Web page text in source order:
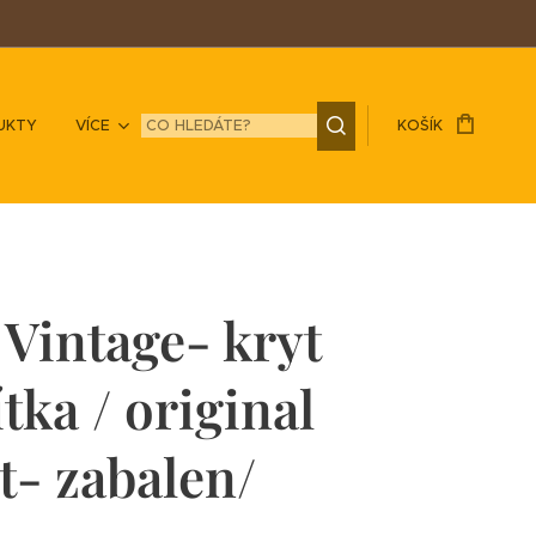
VÍCE KOŠÍK
kryt
/ original
zabalen/